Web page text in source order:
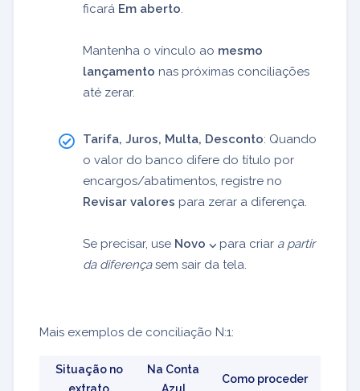
ficará Em aberto
Mantenha o vínculo ao mesmo
lançamento nas próximas conciliações
até zerar.
Tarifa, Juros, Multa, Desconto: Quando
o valor do banco difere do título por
encargos/abatimentos, registre no
Revisar valores para zerar a diferença.
Se precisar, use Novo ⌵ para criar a partir
da diferençasem sair da tela.
Mais exemplos de conciliação N:1:
Situação no
extrato
Na Conta
Azul
Como proceder